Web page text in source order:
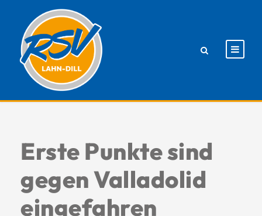
Erste Punkte sind
gegen Valladolid
eingefahren